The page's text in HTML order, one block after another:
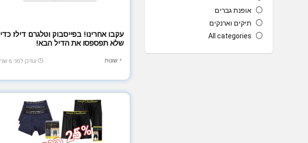
אופנת גברים
תיקים וארנקים
All categories
עקבו אחרינו! בפייסבוק וטלגרם דילז כדי
שלא תפספסו את הדיל הבא!
שונות עודכן לפני 6 שנים